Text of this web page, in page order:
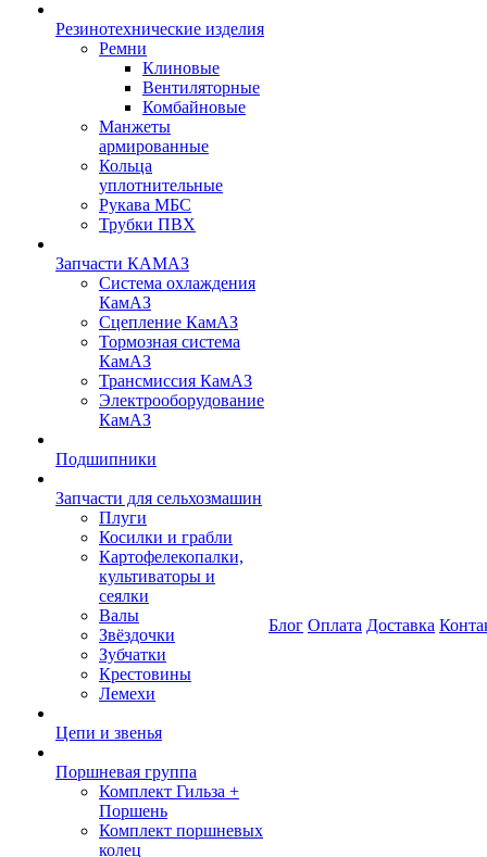
Резинотехнические изделия
Ремни
Клиновые
Вентиляторные
Комбайновые
Манжеты
армированные
Кольца
уплотнительные
Рукава МБС
Трубки ПВХ
Запчасти КАМАЗ
Система охлаждения
КамАЗ
Сцепление КамАЗ
Тормозная система
КамАЗ
Трансмиссия КамАЗ
Электрооборудование
КамАЗ
Подшипники
Запчасти для сельхозмашин
Плуги
Косилки и грабли
Картофелекопалки,
культиваторы и
сеялки
Валы
Звёздочки
Зубчатки
Крестовины
Лемехи
Цепи и звенья
Поршневая группа
Комплект Гильза +
Поршень
Комплект поршневых
колец
Блог Оплата Доставка